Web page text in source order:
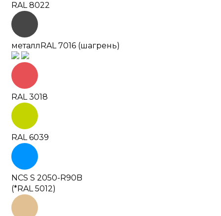
RAL 8022
металлRAL 7016 (шагрень)
RAL 3018
RAL 6039
NCS S 2050-R90B
(*RAL 5012)